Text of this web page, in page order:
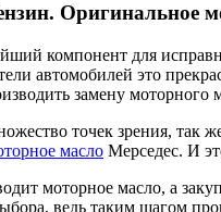
Оригинальное
компонент для
автомобилей это
замену
точек зрения,
масло Мерседес. И
моторное масло, а
ведь таким шагом